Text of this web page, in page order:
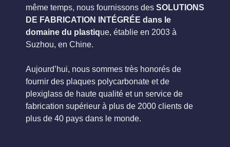
même temps, nous fournissons des SOLUTIONS
DE FABRICATION INTÉGRÉE dans le
domaine du plastique, établie en 2003 à
Suzhou, en Chine.
Aujourd’hui, nous sommes très honorés de
fournir des plaques polycarbonate et de
plexiglass de haute qualité et un service de
fabrication supérieur à plus de 2000 clients de
plus de 40 pays dans le monde.